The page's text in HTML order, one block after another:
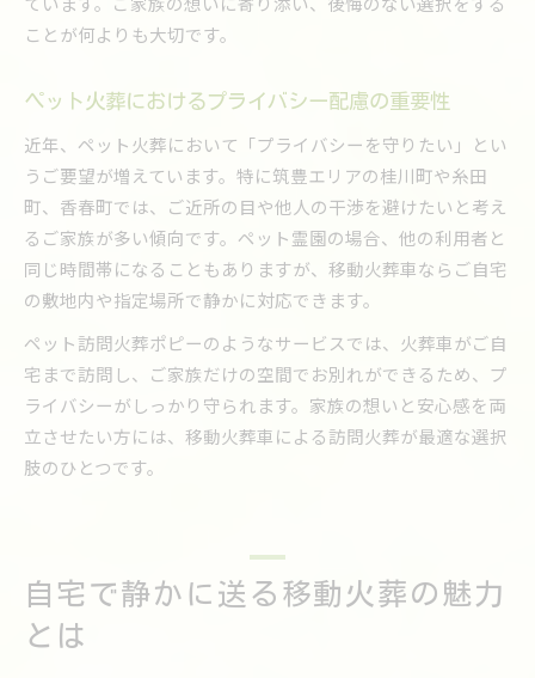
ことが何よりも大切です。
ペット火葬におけるプライバシー配慮の重要性
近年、ペット火葬において「プライバシーを守りたい」とい
うご要望が増えています。特に筑豊エリアの桂川町や糸田
町、香春町では、ご近所の目や他人の干渉を避けたいと考え
るご家族が多い傾向です。ペット霊園の場合、他の利用者と
同じ時間帯になることもありますが、移動火葬車ならご自宅
の敷地内や指定場所で静かに対応できます。
ペット訪問火葬ポピーのようなサービスでは、火葬車がご自
宅まで訪問し、ご家族だけの空間でお別れができるため、プ
ライバシーがしっかり守られます。家族の想いと安心感を両
立させたい方には、移動火葬車による訪問火葬が最適な選択
肢のひとつです。
自宅で静かに送る移動火葬の魅力
とは